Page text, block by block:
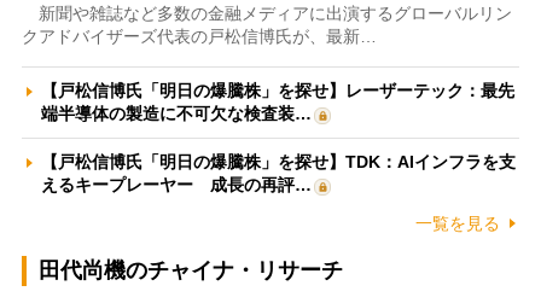
新聞や雑誌など多数の金融メディアに出演するグローバルリン
クアドバイザーズ代表の戸松信博氏が、最新…
【戸松信博氏「明日の爆騰株」を探せ】レーザーテック：最先
端半導体の製造に不可欠な検査装…
【戸松信博氏「明日の爆騰株」を探せ】TDK：AIインフラを支
えるキープレーヤー 成長の再評…
一覧を見る
田代尚機のチャイナ・リサーチ